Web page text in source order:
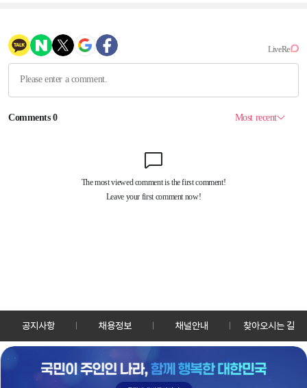
공지사항 채용정보 채널안내 찾아오시는 길
30128 세종특별자치시 정부2청사로 13 한국정책방송원 KTV
TEL: 044-204-8000
Copyrightⓒ KTV 국민방송 All Rights Reserved.